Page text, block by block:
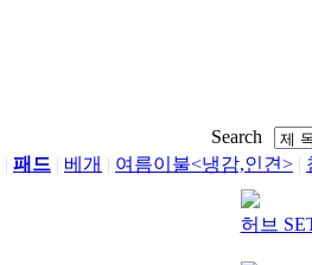
Search
| 패드 | 베개 | 여름이불<냉감,인견> |
허브